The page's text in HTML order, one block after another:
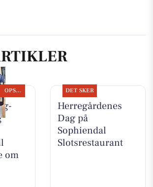
OPSLAGSTAVLEN
om
DET SKER
Herregårdenes
Dag på
Sophiendal
Slotsrestaurant